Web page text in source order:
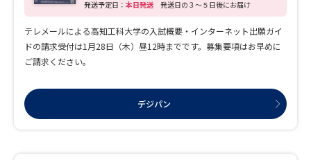
これから科学技術の研究開発に携わるものにとって、この両方の価値観に触れて、
各自がそれらを包含するより高い認識をめざすことは、個々の学問の技術的側面の
習得と並んで、今後必須となるはずです。 【情報学群】 情報技術の明日を拓き、
情報社会の未来をデザインする先端研究を進めるとともに、情報技術の本質を理解
し、大胆で柔軟な発想力を育む教育によって、高度化する情報システムに対応でき
る技術者・研究開発者になることをめざします。 各専攻分野のプロフェッショナ
け、次に4つの専攻それぞれの中心的な科目を配置した「専門発展科目群」でプロフ
ェッショナルとしての専門性を養います。さらに「専攻領域科目群」でそれまでに
学んだことをより深く理解し専門領域を究めるための実験や、卒業研究などを行い
発送予定日： 本日発送 発送日の３～５日後にお届け
テレメールによる高知工科大学の入試概要・インターネット出願ガイ
ドの請求受付は1月28日（木）昼12時までです。募集要項はお早めに
ご請求ください。
デジパン